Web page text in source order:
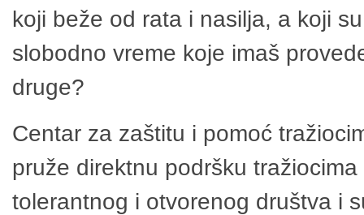
koji beže od rata i nasilja, a koji
slobodno vreme koje imaš
druge?
Centar za zaštitu i pomoć
pruže direktnu podršku
tolerantnog i otvorenog društva i